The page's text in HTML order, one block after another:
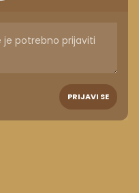
PRIJAVI SE